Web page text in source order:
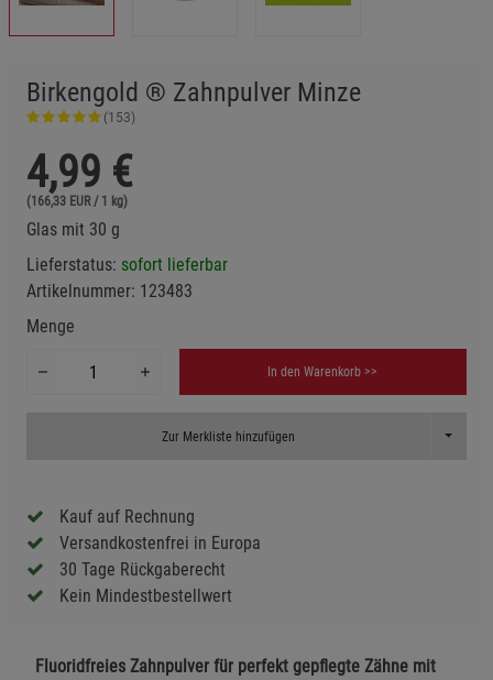
Birkengold ® Zahnpulver Minze
(153)
4,99 €
(166,33 EUR / 1 kg)
Glas mit 30 g
Lieferstatus: sofort lieferbar
Artikelnummer: 123483
Menge
In den Warenkorb >>
Zur Merkliste hinzufügen Toggle
Kauf auf Rechnung
Versandkostenfrei in Europa
30 Tage Rückgaberecht
Kein Mindestbestellwert
Fluoridfreies Zahnpulver für perfekt gepflegte Zähne mit